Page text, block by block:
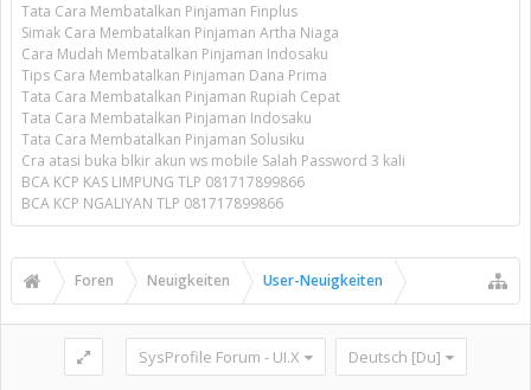
Tata Cara Membatalkan Pinjaman Finplus
Simak Cara Membatalkan Pinjaman Artha Niaga
Cara Mudah Membatalkan Pinjaman Indosaku
Tips Cara Membatalkan Pinjaman Dana Prima
Tata Cara Membatalkan Pinjaman Rupiah Cepat
Tata Cara Membatalkan Pinjaman Indosaku
Tata Cara Membatalkan Pinjaman Solusiku
Cra atasi buka blkir akun ws mobile Salah Password 3 kali
BCA KCP KAS LIMPUNG TLP 081717899866
BCA KCP NGALIYAN TLP 081717899866
Foren Neuigkeiten User-Neuigkeiten
SysProfile Forum - UI.X Deutsch [Du]